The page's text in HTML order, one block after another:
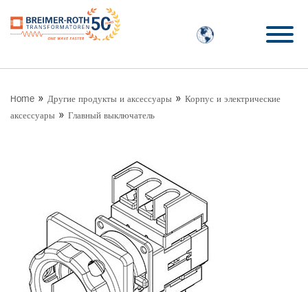
Home » Другие продукты и аксессуары » Корпус и электрические
аксессуары » Главный выключатель